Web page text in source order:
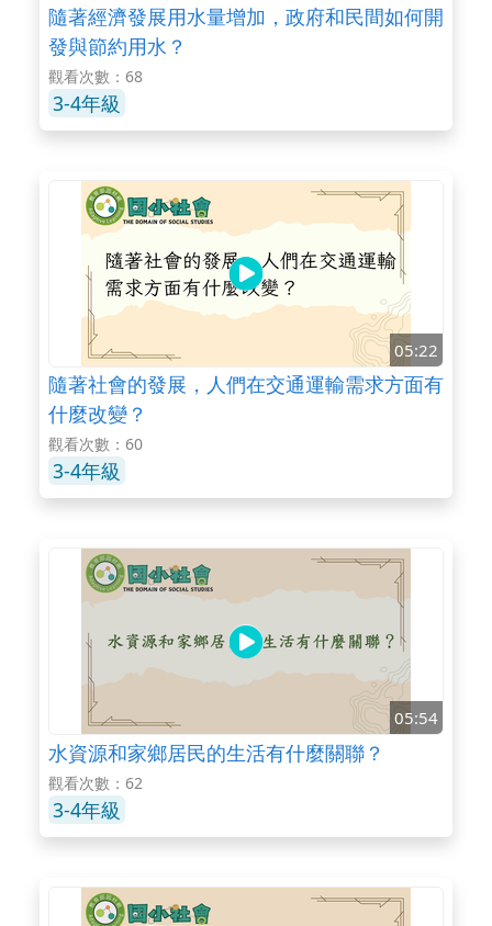
隨著經濟發展用水量增加，政府和民間如何開
發與節約用水？
觀看次數：68
3-4年級
05:22
隨著社會的發展，人們在交通運輸需求方面有
什麼改變？
觀看次數：60
3-4年級
05:54
水資源和家鄉居民的生活有什麼關聯？
觀看次數：62
3-4年級